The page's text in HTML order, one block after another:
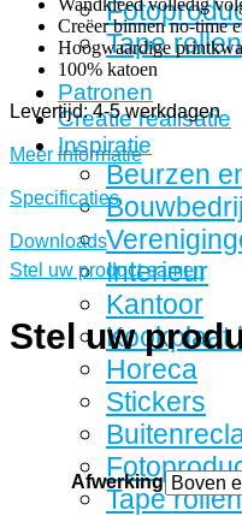
Tape rollen
Patronen
Creatie realisatie
Inspiratie
Beurzen
Interieur
Kantoor
Kookplaat
Horeca
Stickers
Tape rollen
Creëer binnen no-time
Hoogwaardige
100% katoen
Levertijd: 4-5 werkdagen
Meer informatie
Specificaties
Downloads
Stel uw product samen
Stel uw
Afwerking